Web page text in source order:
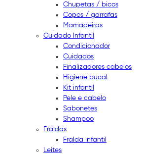
Chupetas / bicos
Copos / garrafas
Mamadeiras
Cuidado Infantil
Condicionador
Cuidados
Finalizadores cabelos
Higiene bucal
Kit infantil
Pele e cabelo
Sabonetes
Shampoo
Fraldas
Fralda infantil
Leites